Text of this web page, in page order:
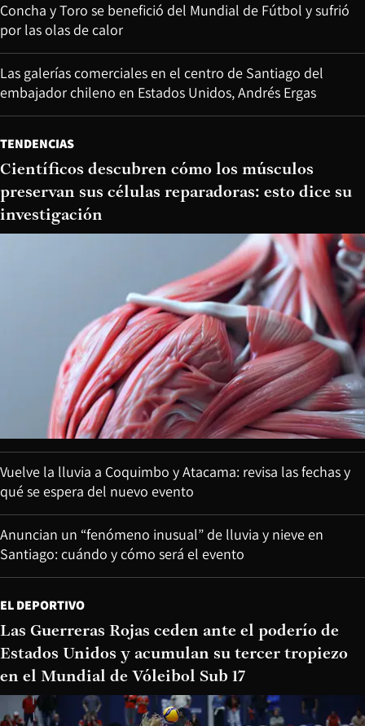
Concha y Toro se benefició del Mundial de Fútbol y sufrió
por las olas de calor
Las galerías comerciales en el centro de Santiago del
embajador chileno en Estados Unidos, Andrés Ergas
TENDENCIAS
Científicos descubren cómo los músculos
preservan sus células reparadoras: esto dice su
investigación
Vuelve la lluvia a Coquimbo y Atacama: revisa las fechas y
qué se espera del nuevo evento
Anuncian un “fenómeno inusual” de lluvia y nieve en
Santiago: cuándo y cómo será el evento
EL DEPORTIVO
Las Guerreras Rojas ceden ante el poderío de
Estados Unidos y acumulan su tercer tropiezo
en el Mundial de Vóleibol Sub 17